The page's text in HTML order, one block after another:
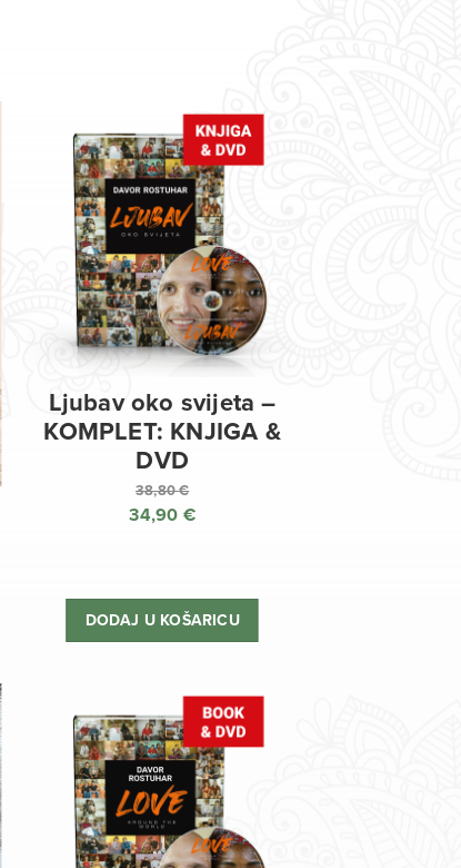
Ljubav oko svijeta –
KOMPLET: KNJIGA &
DVD
38,80€
Izvorna
je:
38,80 €.
34,90 €
je:
34,90 €.
DODAJ U KOŠARICU